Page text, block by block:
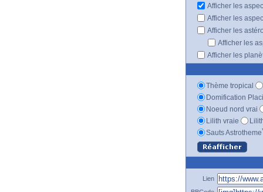
Afficher les
Afficher les
Afficher les
Afficher les
Afficher les
Thème tropical
Domification
Noeud nord vrai
Lilith vraie
Sauts Astrotheme
Lien